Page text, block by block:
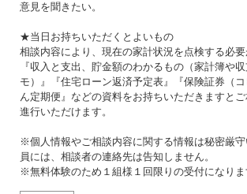
意見を聞きたい。
★当日お持ちいただくとよいもの
相談内容により、現在の家計状況を点検する必要
『収入と支出、貯金額のわかるもの（家計簿や
モ）』『住宅ローン返済予定表』『保険証券（
ん定期便』などの資料をお持ちいただきますと
進行いただけます。
※個人情報やご相談内容に関する情報は秘密厳
員には、相談者の連絡先は告知しません。
※無料体験のため１組様１回限りの受付になりま